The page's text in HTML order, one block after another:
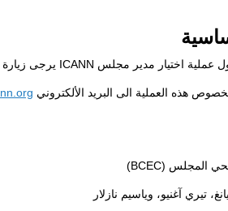
عملية اختيار مدير مجلس ICANN يرجى زيارة
هذه العملية الى البريد الألكتروني
المجلس (BCEC
)
تيري آغنيو، وياسيم نازلار